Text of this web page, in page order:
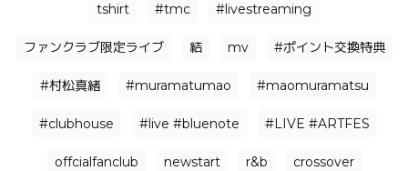
tshirt #tmc #livestreaming
ファンクラブ限定ライブ 結 mv #ポイント交換特典
#村松真緒 #muramatumao #maomuramatsu
#clubhouse #live #bluenote #LIVE #ARTFES
offcialfanclub newstart r&b crossover